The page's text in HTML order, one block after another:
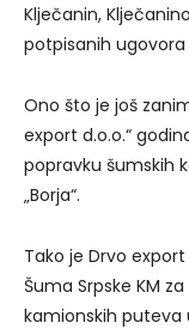
Klječanin,
potpisanih ugovora
Ono što je još
export d.o.o.“
popravku šumskih
„Borja“.
Tako je Drvo
Šuma Srpske KM
kamionskih puteva